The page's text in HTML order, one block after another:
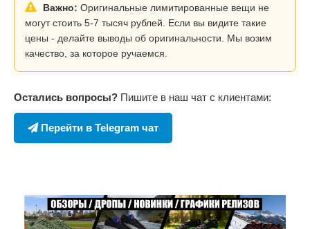
Важно: Оригинальные лимитированные вещи не
могут стоить 5-7 тысяч рублей. Если вы видите такие
цены - делайте выводы об оригинальности. Мы возим
качество, за которое ручаемся.
Остались вопросы? Пишите в наш чат с клиентами:
Перейти в Telegram чат